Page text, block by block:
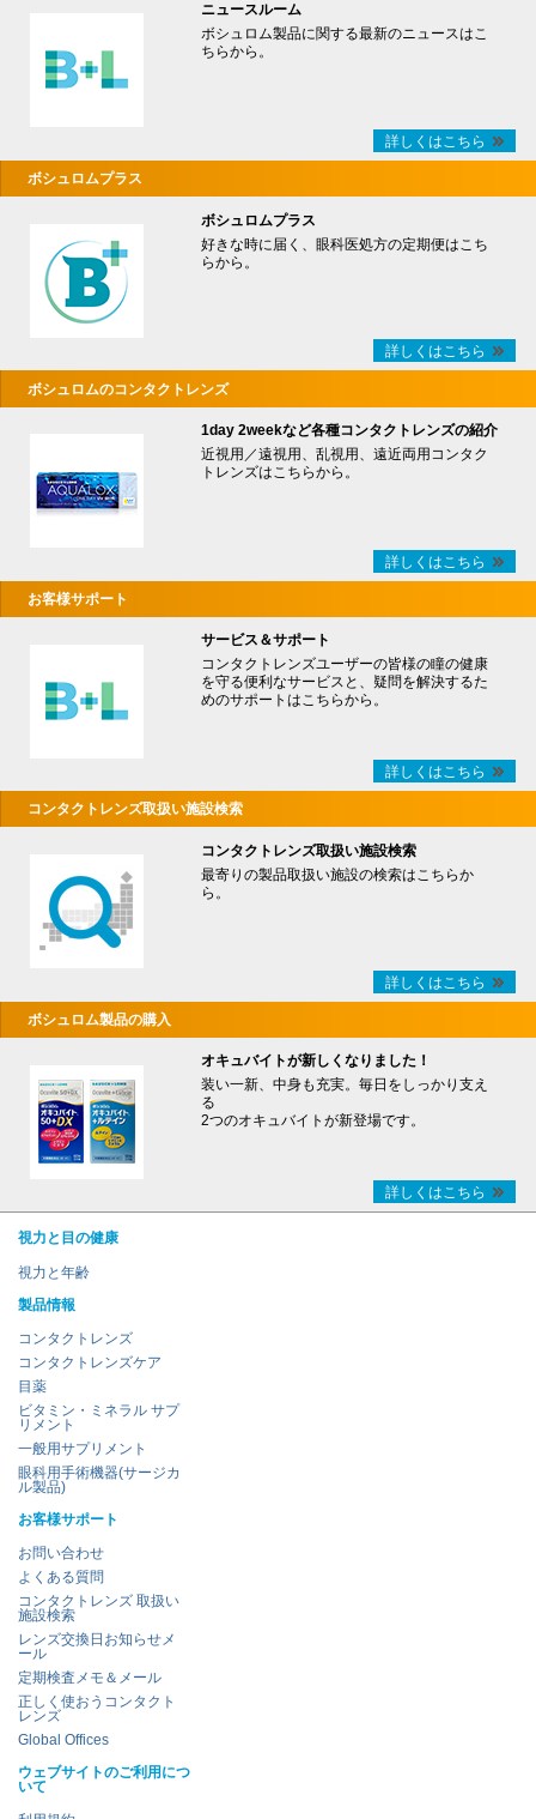
ニュースルーム
ボシュロム製品に関する最新のニュースはこ
ちらから。
詳しくはこちら
ボシュロムプラス
ボシュロムプラス
好きな時に届く、眼科医処方の定期便はこち
らから。
詳しくはこちら
ボシュロムのコンタクトレンズ
1day 2weekなど各種コンタクトレンズの紹介
近視用／遠視用、乱視用、遠近両用コンタク
トレンズはこちらから。
詳しくはこちら
お客様サポート
サービス＆サポート
コンタクトレンズユーザーの皆様の瞳の健康
を守る便利なサービスと、疑問を解決するた
めのサポートはこちらから。
詳しくはこちら
コンタクトレンズ取扱い施設検索
コンタクトレンズ取扱い施設検索
最寄りの製品取扱い施設の検索はこちらか
ら。
詳しくはこちら
ボシュロム製品の購入
オキュバイトが新しくなりました！
装い一新、中身も充実。毎日をしっかり支え
る
2つのオキュバイトが新登場です。
詳しくはこちら
視力と目の健康
視力と年齢
製品情報
コンタクトレンズ
コンタクトレンズケア
目薬
ビタミン・ミネラル サプ
リメント
一般用サプリメント
眼科用手術機器(サージカ
ル製品)
お客様サポート
お問い合わせ
よくある質問
コンタクトレンズ 取扱い
施設検索
レンズ交換日お知らせメ
ール
定期検査メモ＆メール
正しく使おうコンタクト
レンズ
Global Offices
ウェブサイトのご利用につ
いて